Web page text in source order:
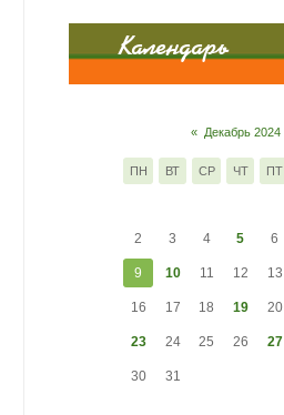
Календарь
« Декабрь 2024
ПН ВТ СР ЧТ ПТ
2 3 4 5 6
9 10 11 12 13
16 17 18 19 20
23 24 25 26 27
30 31